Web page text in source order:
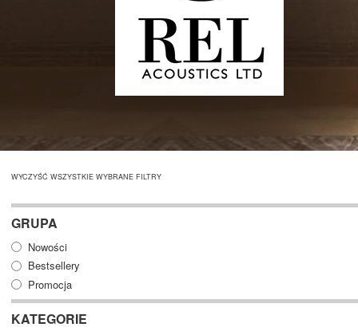
WYCZYŚĆ WSZYSTKIE WYBRANE FILTRY
GRUPA
Nowości
Bestsellery
Promocja
KATEGORIE